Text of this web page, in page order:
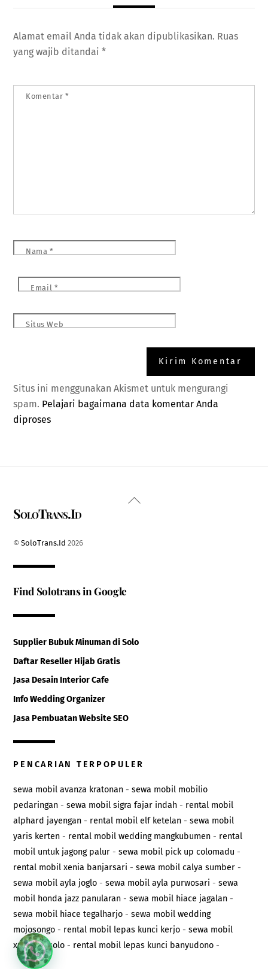
Alamat email Anda tidak akan dipublikasikan. Ruas
yang wajib ditandai*
Komentar*
Nama *
Email *
Situs Web
Situs ini menggunakan Akismet untuk mengurangi
spam. Pelajari bagaimana data komentar Anda
diproses
Back
SoloTrans.Id
©SoloTrans.Id 2026
Find Solotrans in Google
Supplier Bubuk Minuman di Solo
Daftar Reseller Hijab Gratis
Jasa Desain Interior Cafe
Info Wedding Organizer
Jasa Pembuatan Website SEO
PENCARIAN TERPOPULER
sewa mobil avanza kratonan -sewa mobil mobilio
pedaringan -sewa mobil sigra fajar indah - rental mobil
alphard jayengan - rental mobil elf ketelan -sewa mobil
yaris kerten - rental mobil wedding mangkubumen - rental
mobil untuk jagong palur -sewa mobil pick up colomadu -
rental mobil xenia banjarsari -sewa mobil calya sumber -
sewa mobil ayla joglo -sewa mobil ayla purwosari -sewa
mobil honda jazz panularan -sewa mobil hiace jagalan -
sewa mobil hiace tegalharjo -sewa mobil wedding
mojosongo - rental mobil lepas kunci kerjo -sewa mobil
xpander solo - rental mobil lepas kunci banyudono -